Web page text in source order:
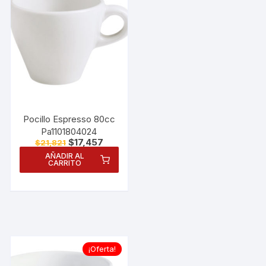
Pocillo Espresso 80cc
Pa1101804024
$21,821 El
precio
original
era:
$17,457El
precio
actual
AÑADIR AL
CARRITO
¡Oferta!